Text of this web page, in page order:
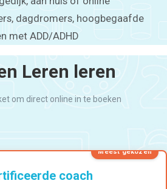
dagdromers, hoogbegaafde
met ADD/ADHD
Leren leren
om direct online in te boeken
Meest gekozen
coach